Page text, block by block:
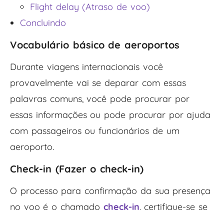
Flight delay (Atraso de voo)
Concluindo
Vocabulário básico de aeroportos
Durante viagens internacionais você
provavelmente vai se deparar com essas
palavras comuns, você pode procurar por
essas informações ou pode procurar por ajuda
com passageiros ou funcionários de um
aeroporto.
Check-in (Fazer o check-in)
O processo para confirmação da sua presença
no voo é o chamado check-in, certifique-se se